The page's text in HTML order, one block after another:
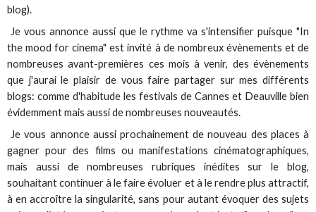
blog).
Je vous annonce aussi que le rythme va s'intensifier puisque "In
the mood for cinema" est invité à de nombreux évènements et de
nombreuses avant-premières ces mois à venir, des évènements
que j'aurai le plaisir de vous faire partager sur mes différents
blogs: comme d'habitude les festivals de Cannes et Deauville bien
évidemment mais aussi de nombreuses nouveautés.
Je vous annonce aussi prochainement de nouveau des places à
gagner pour des films ou manifestations cinématographiques,
mais aussi de nombreuses rubriques inédites sur le blog,
souhaitant continuer à le faire évoluer et à le rendre plus attractif,
à en accroître la singularité, sans pour autant évoquer des sujets